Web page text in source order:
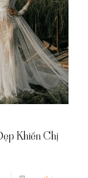
Khiến Chị